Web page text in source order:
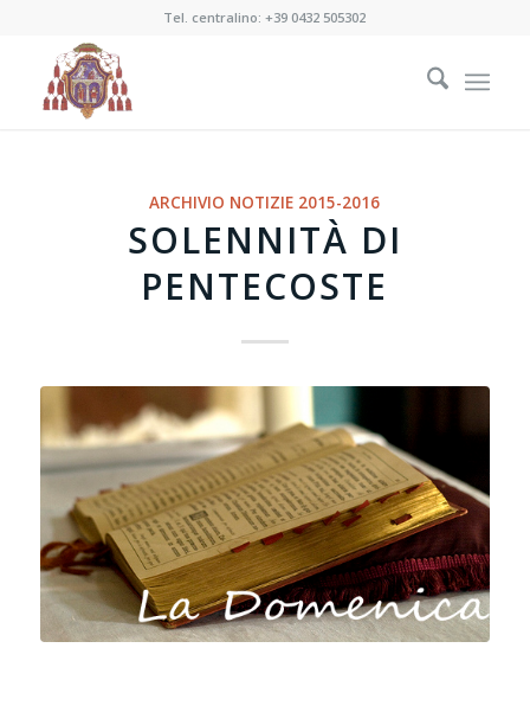
Tel. centralino:+39 0432 505302
ARCHIVIO NOTIZIE 2015-2016
SOLENNITÀ DI
PENTECOSTE